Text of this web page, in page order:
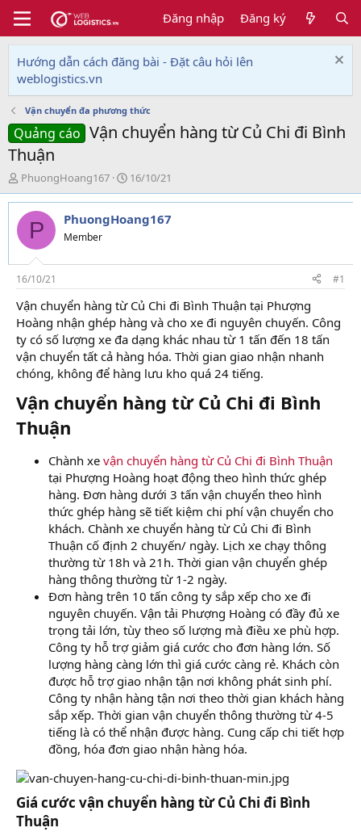
Đăng nhập Đăng ký
Hướng dẫn cách đăng bài - Đặt câu hỏi lên
weblogistics.vn
Vận chuyển đa phương thức
Quảng cáo Vận chuyển hàng từ Củ Chi đi Bình
Thuận
T
h
r
e
d
s
t
a
r
t
e
r
PhuongHoang167
N
g
à
y
i
16/10/21
P PhuongHoang167
Member
16/10/21 #1
Vận chuyển hàng từ Củ Chi đi Bình Thuận tại Phượng
Hoàng nhận ghép hàng và cho xe đi nguyên chuyến. Công
ty có số lượng xe đa dạng khác nhau từ 1 tấn đến 18 tấn
vận chuyển tất cả hàng hóa. Thời gian giao nhận nhanh
chóng, không để hàng lưu kho quá 24 tiếng.
Vận chuyển hàng từ Củ Chi đi Bình
Thuận
Chành xe vận chuyển hàng từ Củ Chi đi Bình Thuận
tại Phượng Hoàng hoạt động theo hình thức ghép
hàng. Đơn hàng dưới 3 tấn vận chuyển theo hình
thức ghép hàng sẽ tiết kiệm chi phí vận chuyển cho
khách. Chành xe chuyển hàng từ Củ Chi đi Bình
Thuận cố định 2 chuyến/ ngày. Lịch xe chạy thông
thường từ 18h và 21h. Thời gian vận chuyển ghép
hàng thông thường từ 1-2 ngày.
Đơn hàng trên 10 tấn công ty sắp xếp cho xe đi
nguyên chuyến. Vận tải Phượng Hoàng có đầy đủ xe
trọng tải lớn, tùy theo số lượng mà điều xe phù hợp.
Công ty hỗ trợ giảm giá cước cho đơn hàng lớn. Số
lượng hàng càng lớn thì giá cước càng rẻ. Khách còn
được hỗ trợ giao nhận tận nơi không phát sinh phí.
Công ty nhận hàng tận nơi theo thời gian khách hàng
sắp xếp. Thời gian vận chuyển thông thường từ 4-5
tiếng là có thể nhận được hàng. Cung cấp chi tiết hợp
đồng, hóa đơn giao nhận hàng hóa.
Giá cước vận chuyển hàng từ Củ Chi đi Bình
Thuận​